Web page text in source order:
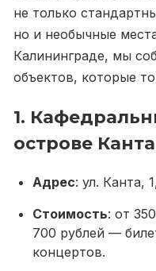
не только
но и необычные
Калининграде, мы
объектов, которые
1.
острове Канта
Адрес: ул. Канта,
Стоимость: от
700 рублей —
концертов.